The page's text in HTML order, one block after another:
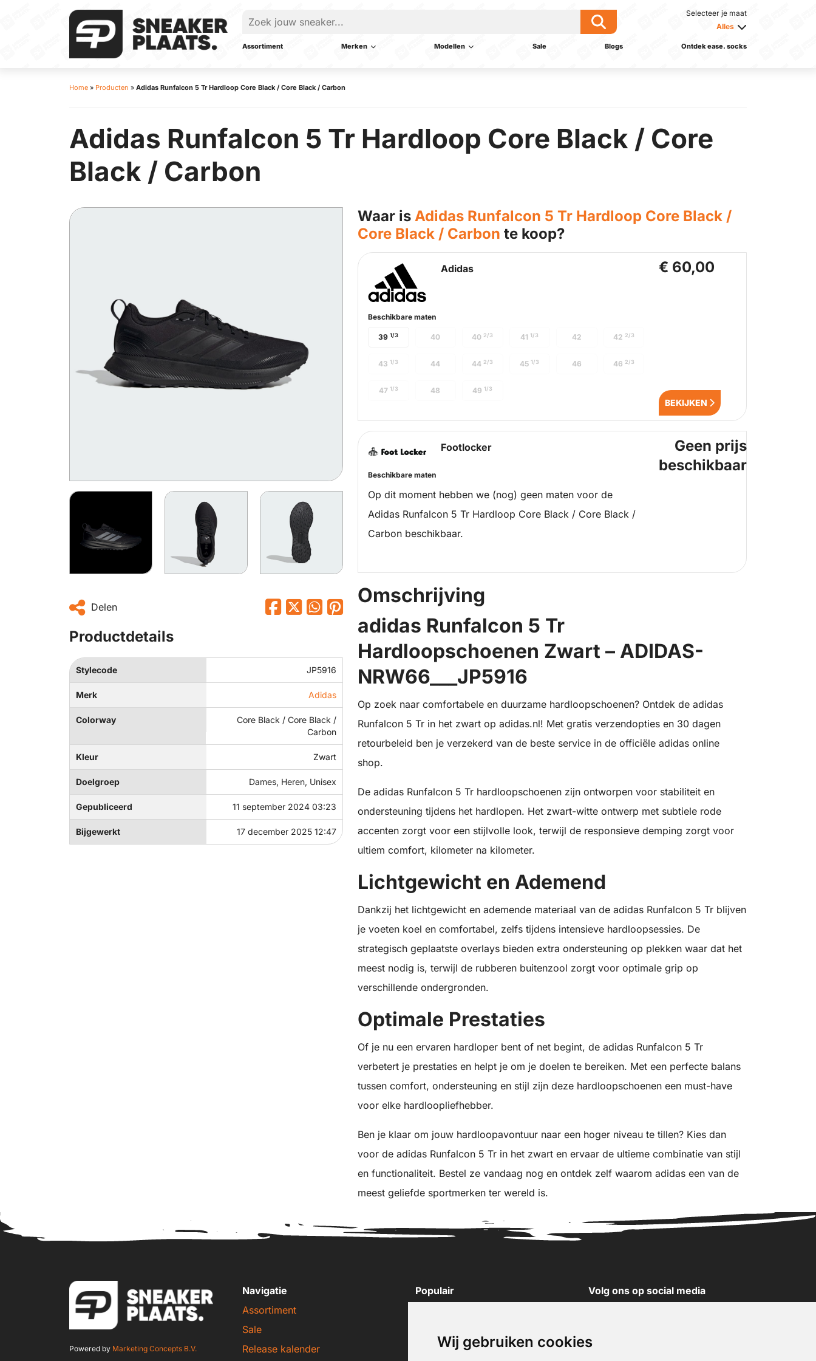
Wij gebruiken cookies
Selecteer je maat
Alles
Assortiment Merken Modellen Sale Blogs Ontdek ease. socks
Home » Producten » Adidas Runfalcon 5 Tr Hardloop Core Black / Core Black / Carbon
Adidas Runfalcon 5 Tr Hardloop Core Black / Core
Black / Carbon
Delen
Productdetails
Stylecode JP5916
Merk Adidas
Colorway
Core Black / Core Black /
Carbon
Kleur Zwart
Doelgroep Dames, Heren, Unisex
Gepubliceerd 11 september 2024 03:23
Bijgewerkt 17 december 2025 12:47
Waar is Adidas Runfalcon 5 Tr Hardloop Core Black /
Core Black / Carbon te koop?
Footlocker
Beschikbare maten
Op dit moment hebben we (nog) geen maten voor de
Adidas Runfalcon 5 Tr Hardloop Core Black / Core Black /
Carbon beschikbaar.
Geen prijs
beschikbaar
Adidas
Beschikbare maten
391/3 40 402/3 411/3 42 42 2/3
431/3 44 442/3 451/3 46 46 2/3
47 1/3 48 491/3
€ 60,00
BEKIJKEN
Omschrijving
adidas Runfalcon 5 Tr
Hardloopschoenen Zwart – ADIDAS-
NRW66___JP5916
Op zoek naar comfortabele en duurzame hardloopschoenen? Ontdek de adidas
Runfalcon 5 Tr in het zwart op adidas.nl! Met gratis verzendopties en 30 dagen
retourbeleid ben je verzekerd van de beste service in de officiële adidas online
shop.
De adidas Runfalcon 5 Tr hardloopschoenen zijn ontworpen voor stabiliteit en
ondersteuning tijdens het hardlopen. Het zwart-witte ontwerp met subtiele rode
accenten zorgt voor een stijlvolle look, terwijl de responsieve demping zorgt voor
ultiem comfort, kilometer na kilometer.
Lichtgewicht en Ademend
Dankzij het lichtgewicht en ademende materiaal van de adidas Runfalcon 5 Tr blijven
je voeten koel en comfortabel, zelfs tijdens intensieve hardloopsessies. De
strategisch geplaatste overlays bieden extra ondersteuning op plekken waar dat het
meest nodig is, terwijl de rubberen buitenzool zorgt voor optimale grip op
verschillende ondergronden.
Optimale Prestaties
Of je nu een ervaren hardloper bent of net begint, de adidas Runfalcon 5 Tr
verbetert je prestaties en helpt je om je doelen te bereiken. Met een perfecte balans
tussen comfort, ondersteuning en stijl zijn deze hardloopschoenen een must-have
voor elke hardloopliefhebber.
Ben je klaar om jouw hardloopavontuur naar een hoger niveau te tillen? Kies dan
voor de adidas Runfalcon 5 Tr in het zwart en ervaar de ultieme combinatie van stijl
en functionaliteit. Bestel ze vandaag nog en ontdek zelf waarom adidas een van de
meest geliefde sportmerken ter wereld is.
Powered by Marketing Concepts B.V.
Navigatie
Assortiment
Sale
Release kalender
Populair
New Balance sneakers
Volg ons op social media